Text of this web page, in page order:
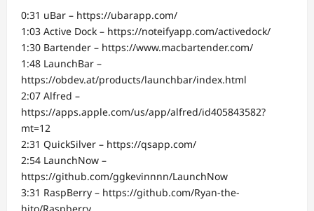
0:31 uBar – https://ubarapp.com/
1:03 Active Dock – https://noteifyapp.com/activedock/
1:30 Bartender – https://www.macbartender.com/
1:48 LaunchBar –
https://obdev.at/products/launchbar/index.html
2:07 Alfred –
https://apps.apple.com/us/app/alfred/id405843582?
mt=12
2:31 QuickSilver – https://qsapp.com/
2:54 LaunchNow –
https://github.com/ggkevinnnn/LaunchNow
3:31 RaspBerry – https://github.com/Ryan-the-